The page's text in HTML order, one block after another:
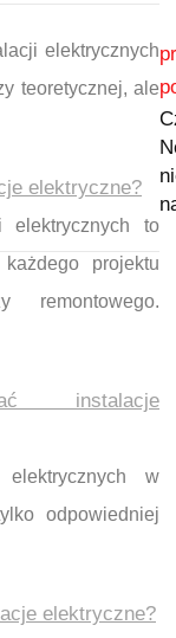
elektrycznych
teoretycznej, ale
elektryczne?
elektrycznych to
projektu
remontowego.
instalacje
w
odpowiedniej
elektryczne?